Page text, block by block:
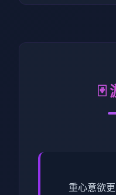
🃏
重心意欲